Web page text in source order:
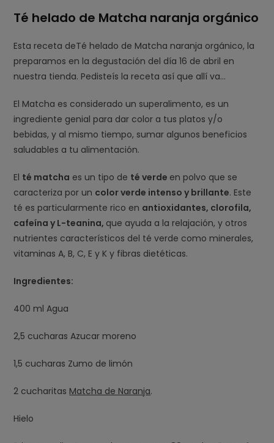
entrada:
Té helado de Matcha naranja orgánico
Esta receta deTé helado de Matcha naranja orgánico, la
preparamos en la degustación del día 16 de abril en
nuestra tienda. Pedisteís la receta así que allí va…
El Matcha es considerado un superalimento, es un
ingrediente genial para dar color a tus platos y/o
bebidas, y al mismo tiempo, sumar algunos beneficios
saludables a tu alimentación.
El té matcha es un tipo de té verde en polvo que se
caracteriza por un color verde intenso y brillante. Este
té es particularmente rico en antioxidantes, clorofila,
cafeína y L-teanina, que ayuda a la relajación, y otros
nutrientes característicos del té verde como minerales,
vitaminas A, B, C, E y K y fibras dietéticas.
Ingredientes:
400 ml Agua
2,5 cucharas Azucar moreno
1,5 cucharas Zumo de limón
2 cucharitas Matcha de Naranja.
Hielo